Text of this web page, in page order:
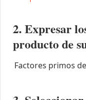
2. Expresar
producto de
Factores primos de